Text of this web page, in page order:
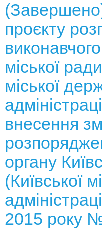
проєкту
міської
міської
внесення
органу
(Київської
2015 року